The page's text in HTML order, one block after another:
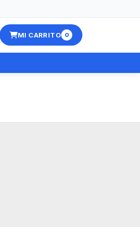
MI CARRITO 0